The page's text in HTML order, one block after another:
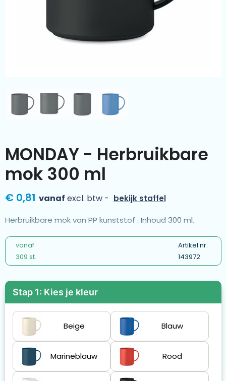
Duurzamere geschenken
Meer categorieën
Sinterklaas
Wijn
MONDAY - Herbruikbare
mok 300 ml
€ 0,81 vanaf excl. btw - bekijk staffel
Herbruikbare mok van PP kunststof . Inhoud 300 ml.
vanaf
309 st.
Artikel nr.
143972
Stap 1: Kies je kleur
Beige Blauw
Marineblauw Rood